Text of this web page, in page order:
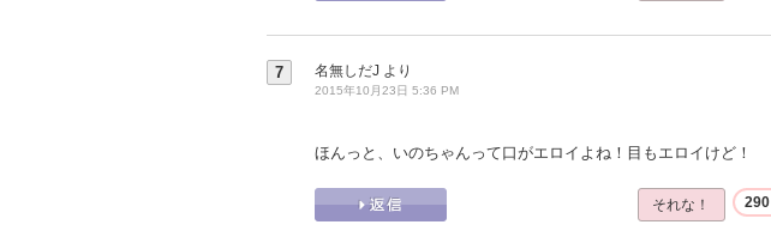
7 名無しだJ より
2015年10月23日 5:36 PM
ほんっと、いのちゃんって口がエロイよね！目もエロイけど！
それな！ 290